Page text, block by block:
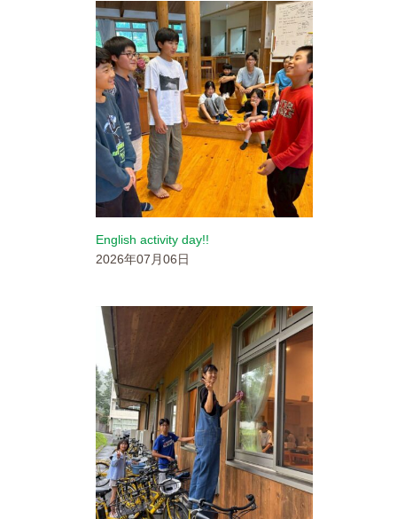
新卒採用
International Staff
プライバシーポリシー サイトマップ
お問い合わせ
アクセス
English activity day!!
2026年07月06日